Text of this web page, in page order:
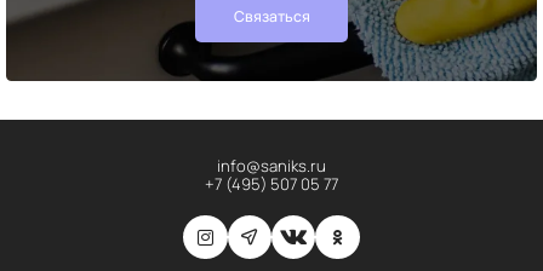
Связаться
info@saniks.ru
+7 (495) 507 05 77